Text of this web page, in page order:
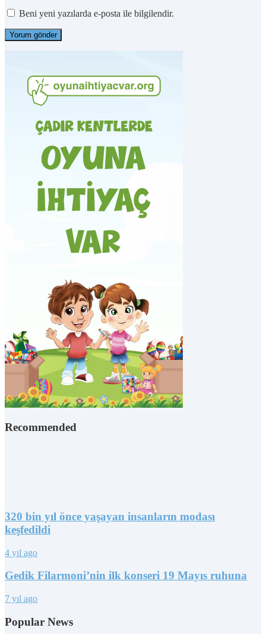
Beni yeni yazılarda e-posta ile bilgilendir.
Recommended
320 bin yıl önce yaşayan insanların modası
keşfedildi
4 yıl ago
Gedik Filarmoni’nin ilk konseri 19 Mayıs ruhuna
7 yıl ago
Popular News